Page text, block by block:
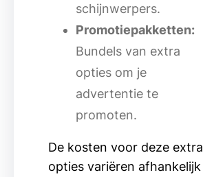
schijnwerpers.
Promotiepakketten:
Bundels van extra
opties om je
advertentie te
promoten.
De kosten voor deze extra
opties variëren afhankelijk